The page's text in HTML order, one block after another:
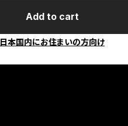
Add to cart
日本国内にお住まいの方向け